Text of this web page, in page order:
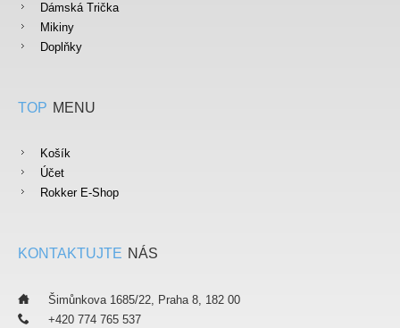
Dámská Trička
Mikiny
Doplňky
TOP MENU
Košík
Účet
Rokker E-Shop
KONTAKTUJTE NÁS
Šimůnkova 1685/22, Praha 8, 182 00
+420 774 765 537